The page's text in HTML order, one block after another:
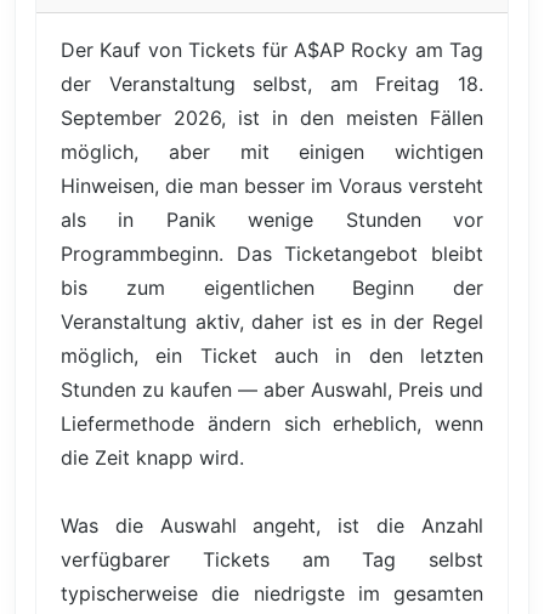
Der Kauf von Tickets für A$AP Rocky am Tag
der Veranstaltung selbst, am Freitag 18.
September 2026, ist in den meisten Fällen
möglich, aber mit einigen wichtigen
Hinweisen, die man besser im Voraus versteht
als in Panik wenige Stunden vor
Programmbeginn. Das Ticketangebot bleibt
bis zum eigentlichen Beginn der
Veranstaltung aktiv, daher ist es in der Regel
möglich, ein Ticket auch in den letzten
Stunden zu kaufen — aber Auswahl, Preis und
Liefermethode ändern sich erheblich, wenn
die Zeit knapp wird.
Was die Auswahl angeht, ist die Anzahl
verfügbarer Tickets am Tag selbst
typischerweise die niedrigste im gesamten